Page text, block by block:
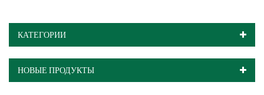
КАТЕГОРИИ
НОВЫЕ ПРОДУКТЫ